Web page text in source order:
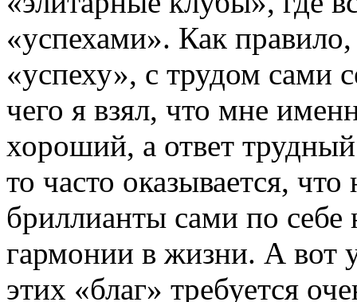
«успехами». Как
«успеху», с трудом сами
чего я взял, что мне
хороший, а ответ
то часто оказывается,
бриллианты сами по себе
гармонии в жизни. А вот
этих «благ» требуется